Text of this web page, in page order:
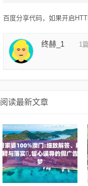
百度分享代码，如果开启
终赫_1 1
阅读最新文章